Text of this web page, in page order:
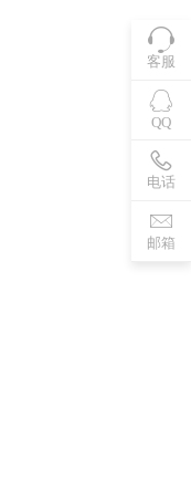
客服
QQ
电话
邮箱